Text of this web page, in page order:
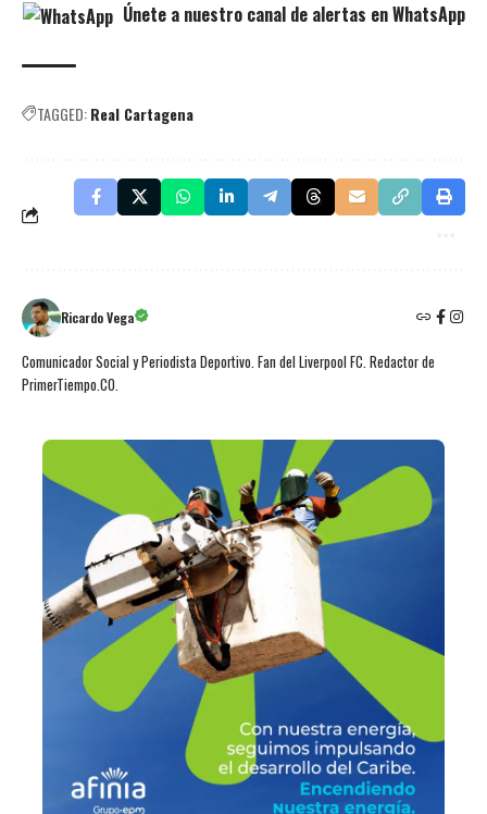
Únete a nuestro canal de alertas en WhatsApp
TAGGED:Real Cartagena
Ricardo Vega
Comunicador Social y Periodista Deportivo. Fan del Liverpool FC. Redactor de
PrimerTiempo.CO.